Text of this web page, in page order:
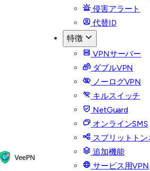
侵害アラート
代替ID
特徴
VPNサーバー
ダブルVPN
ノーログVPN
キルスイッチ
NetGuard
オンラインSMS
スプリットト
追加機能
サービス用VPN